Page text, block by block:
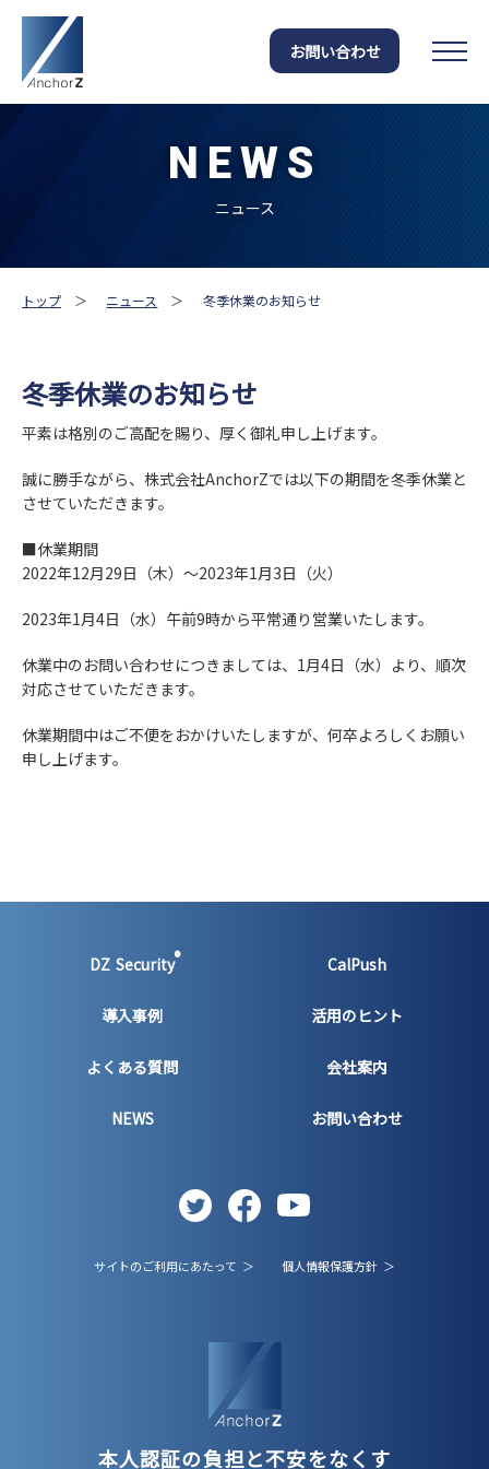
お問い合わせ
NEWS
ニュース
トップ ＞ ニュース ＞ 冬季休業のお知らせ
冬季休業のお知らせ
平素は格別のご高配を賜り、厚く御礼申し上げます。
誠に勝手ながら、株式会社AnchorZでは以下の期間を冬季休業と
させていただきます。
■休業期間
2022年12月29日（木）～2023年1月3日（火）
2023年1月4日（水）午前9時から平常通り営業いたします。
休業中のお問い合わせにつきましては、1月4日（水）より、順次
対応させていただきます。
休業期間中はご不便をおかけいたしますが、何卒よろしくお願い
申し上げます。
DZ Security® CalPush
導入事例 活用のヒント
よくある質問 会社案内
NEWS お問い合わせ
サイトのご利用にあたって ＞ 個人情報保護方針 ＞
本人認証の負担と不安をなくす